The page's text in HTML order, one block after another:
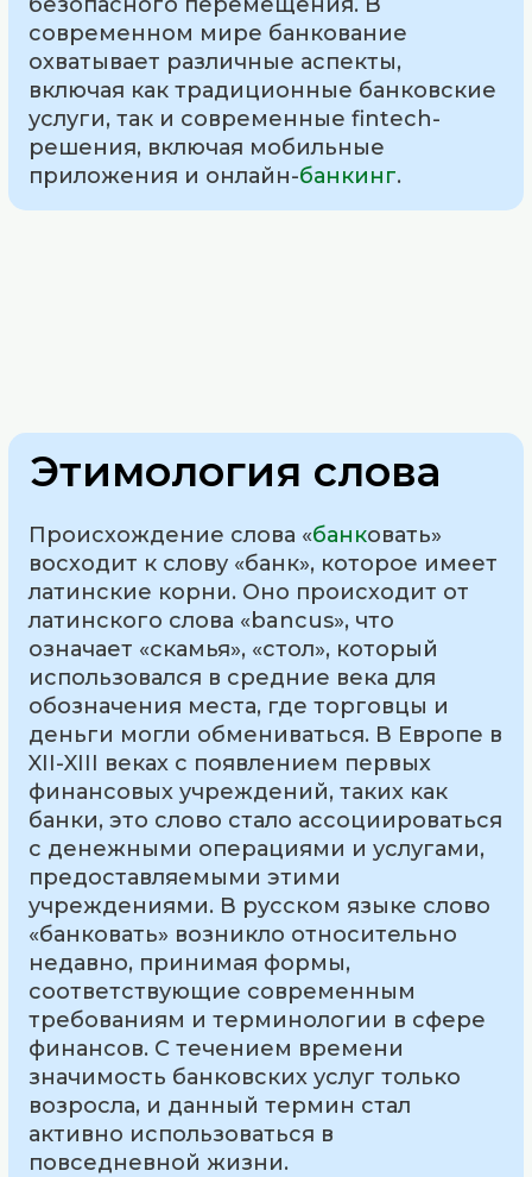
современном мире банкование
охватывает различные аспекты,
включая как традиционные банковские
услуги, так и современные fintech-
решения, включая мобильные
приложения и онлайн-банкинг.
Этимология слова
Происхождение слова «банковать»
восходит к слову «банк», которое имеет
латинские корни. Оно происходит от
латинского слова «bancus», что
означает «скамья», «стол», который
использовался в средние века для
обозначения места, где торговцы и
деньги могли обмениваться. В Европе в
XII-XIII веках с появлением первых
финансовых учреждений, таких как
банки, это слово стало ассоциироваться
с денежными операциями и услугами,
предоставляемыми этими
учреждениями. В русском языке слово
«банковать» возникло относительно
недавно, принимая формы,
соответствующие современным
требованиям и терминологии в сфере
финансов. С течением времени
значимость банковских услуг только
возросла, и данный термин стал
активно использоваться в
повседневной жизни.